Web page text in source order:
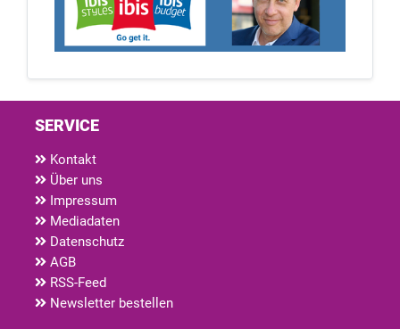
SERVICE
Kontakt
Über uns
Impressum
Mediadaten
Datenschutz
AGB
RSS-Feed
Newsletter bestellen